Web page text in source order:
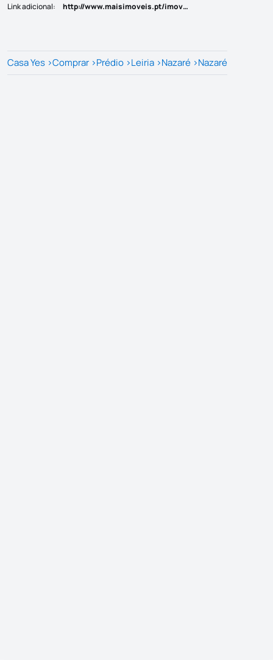
Link adicional: http://www.maisimoveis.pt/imovel-venda-negocio-nazare-6202328
Casa Yes >Comprar >Prédio >Leiria >Nazaré >Nazaré